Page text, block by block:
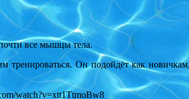
все мышцы тела.
Он подойдёт как
watch?v=xtt1TtmoBw8